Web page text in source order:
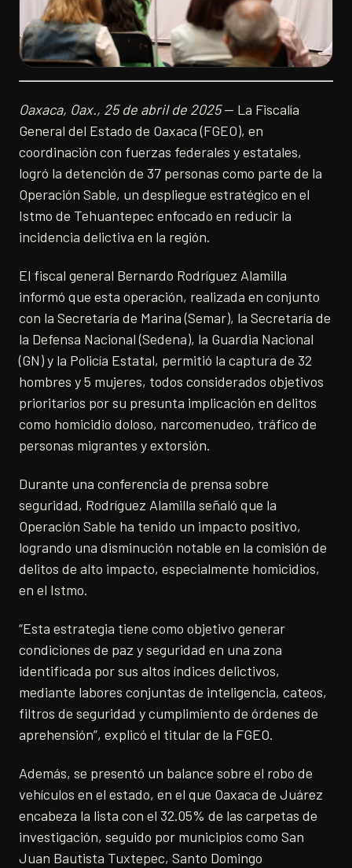
Oaxaca, Oax., 25 de abril de 2025— La Fiscalía
General del Estado de Oaxaca (FGEO), en
coordinación con fuerzas federales y estatales,
logró la detención de 37 personas como parte de la
Operación Sable, un despliegue estratégico en el
Istmo de Tehuantepec enfocado en reducir la
incidencia delictiva en la región.
El fiscal general Bernardo Rodríguez Alamilla
informó que esta operación, realizada en conjunto
con la Secretaría de Marina (Semar), la Secretaría de
la Defensa Nacional (Sedena), la Guardia Nacional
(GN) y la Policía Estatal, permitió la captura de 32
hombres y 5 mujeres, todos considerados objetivos
prioritarios por su presunta implicación en delitos
como homicidio doloso, narcomenudeo, tráfico de
personas migrantes y extorsión.
Durante una conferencia de prensa sobre
seguridad, Rodríguez Alamilla señaló que la
Operación Sable ha tenido un impacto positivo,
logrando una disminución notable en la comisión de
delitos de alto impacto, especialmente homicidios,
en el Istmo.
“Esta estrategia tiene como objetivo generar
condiciones de paz y seguridad en una zona
identificada por sus altos índices delictivos,
mediante labores conjuntas de inteligencia, cateos,
filtros de seguridad y cumplimiento de órdenes de
aprehensión”, explicó el titular de la FGEO.
Además, se presentó un balance sobre el robo de
vehículos en el estado, en el que Oaxaca de Juárez
encabeza la lista con el 32.05% de las carpetas de
investigación, seguido por municipios como San
Juan Bautista Tuxtepec, Santo Domingo